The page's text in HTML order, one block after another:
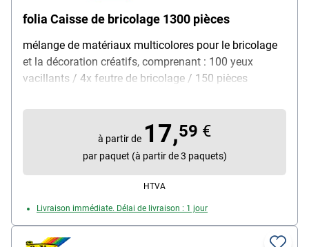
folia Caisse de bricolage 1300 pièces
mélange de matériaux multicolores pour le bricolage
et la décoration créatifs, comprenant : 100 yeux
vacillants / 4x feutre de bricolage / 150 pièces
décoratives / 10 fils de chenille / 20 pompons / 30
pinces en bois / 200 bois de bricolage / 30 bâtonnets
en bois / 400 perles / 200 paillettes / 20 plumes en
duvet / 3x fil à broder de 8 m / 3x poudre de paillettes
/ 1 fil de nylon de 10 m, Contenu de la livraison : 1
à partir de 17,59 €
par paquet (à partir de 3 paquets)
HTVA
Livraison immédiate. Délai de livraison : 1 jour